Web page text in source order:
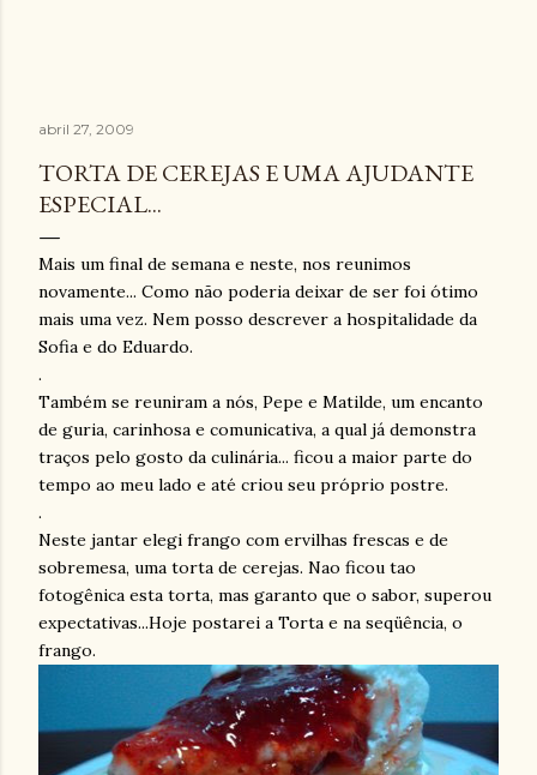
abril 27, 2009
TORTA DE CEREJAS E UMA AJUDANTE
ESPECIAL...
Mais um final de semana e neste, nos reunimos
novamente... Como não poderia deixar de ser foi ótimo
mais uma vez. Nem posso descrever a hospitalidade da
Sofia e do Eduardo.
.
Também se reuniram a nós, Pepe e Matilde, um encanto
de guria, carinhosa e comunicativa, a qual já demonstra
traços pelo gosto da culinária... ficou a maior parte do
tempo ao meu lado e até criou seu próprio postre.
.
Neste jantar elegi frango com ervilhas frescas e de
sobremesa, uma torta de cerejas. Nao ficou tao
fotogênica esta torta, mas garanto que o sabor, superou
expectativas...Hoje postarei a Torta e na seqüência, o
frango.